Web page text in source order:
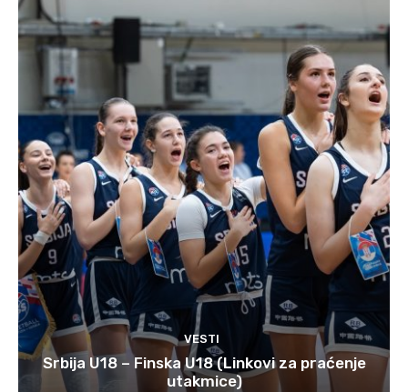
VESTI
Srbija U18 – Finska U18 (Linkovi za praćenje
utakmice)